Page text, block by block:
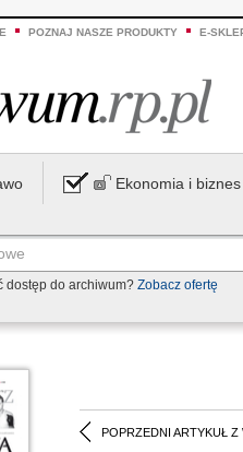
POZNAJ NASZE PRODUKTY E-
Ekonomia i biznes
dostęp do archiwum? Zobacz ofertę
POPRZEDNI ARTYKUŁ Z